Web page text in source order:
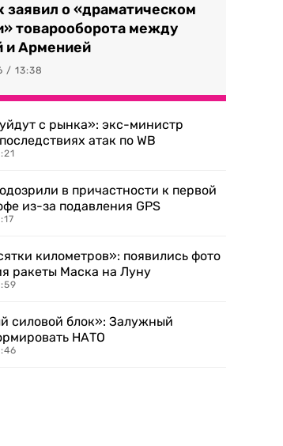
заявил о «драматическом
товарооборота между
и Арменией
/ 13:38
с рынка»: экс-министр
атак по WB
в причастности к первой
из-за подавления GPS
километров»: появились фото
ракеты Маска на Луну
силовой блок»: Залужный
НАТО